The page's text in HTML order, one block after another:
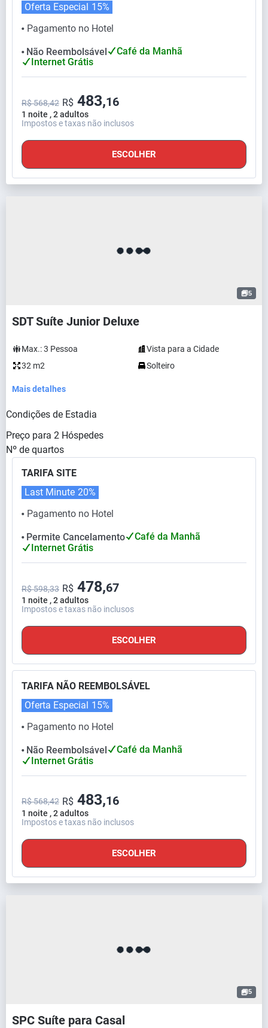
⬤ Pagamento no Hotel
Oferta Especial 15%
⬤ Não Reembolsável
Café da Manhã
Internet Grátis
1 noite , 2 adultos
R$ 568,42 R$ 483,16
Impostos e taxas não inclusos
ESCOLHER
5
SDT Suíte Junior Deluxe
Max.:3 Pessoa
Vista para a Cidade
32 m2
Solteiro
Mais detalhes
Condições de Estadia
Preço para 2 Hóspedes
Nº de quartos
TARIFA SITE
⬤ Pagamento no Hotel
Last Minute 20%
⬤ Permite Cancelamento
Café da Manhã
Internet Grátis
1 noite , 2 adultos
R$ 598,33 R$ 478,67
Impostos e taxas não inclusos
ESCOLHER
TARIFA NÃO REEMBOLSÁVEL
⬤ Pagamento no Hotel
Oferta Especial 15%
⬤ Não Reembolsável
Café da Manhã
Internet Grátis
1 noite , 2 adultos
R$ 568,42 R$ 483,16
Impostos e taxas não inclusos
ESCOLHER
5
SPC Suíte para Casal